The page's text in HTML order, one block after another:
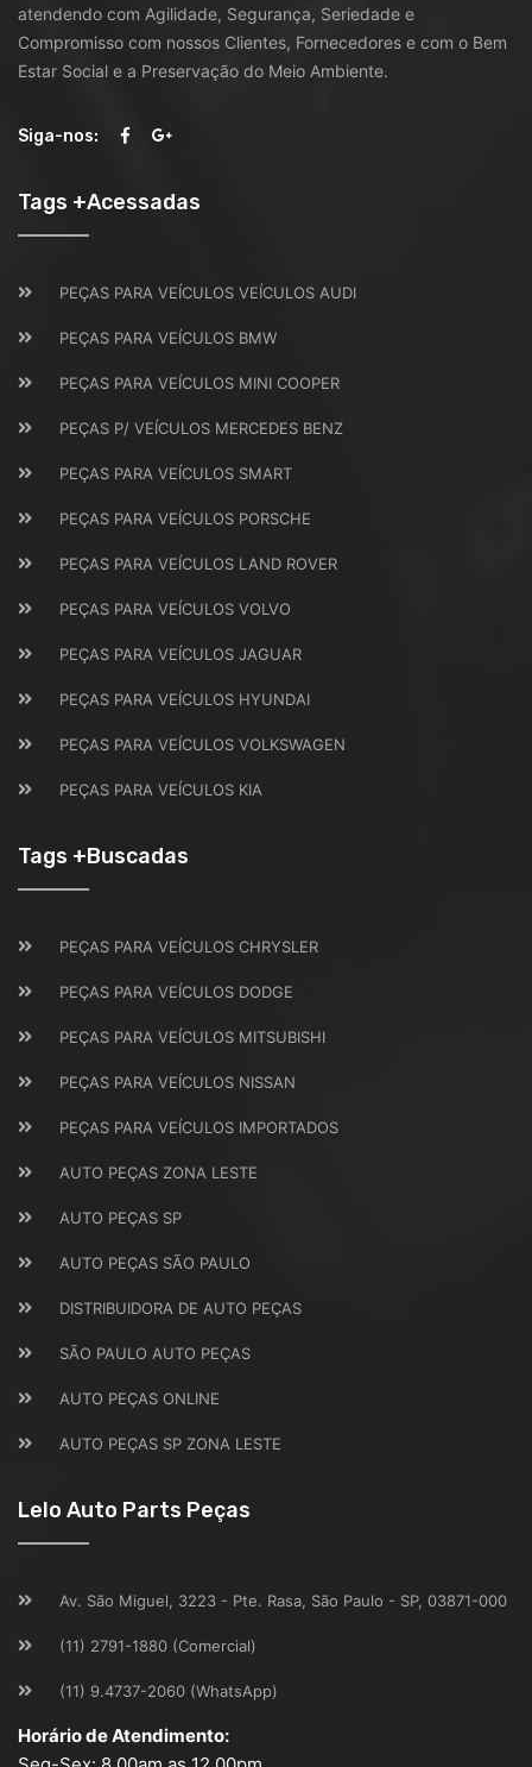
atendendo com Agilidade, Segurança, Seriedade e
Compromisso com nossos Clientes, Fornecedores e com o Bem
Estar Social e a Preservação do Meio Ambiente.
Siga-nos:
Tags +Acessadas
PEÇAS PARA VEÍCULOS VEÍCULOS AUDI
PEÇAS PARA VEÍCULOS BMW
PEÇAS PARA VEÍCULOS MINI COOPER
PEÇAS P/ VEÍCULOS MERCEDES BENZ
PEÇAS PARA VEÍCULOS SMART
PEÇAS PARA VEÍCULOS PORSCHE
PEÇAS PARA VEÍCULOS LAND ROVER
PEÇAS PARA VEÍCULOS VOLVO
PEÇAS PARA VEÍCULOS JAGUAR
PEÇAS PARA VEÍCULOS HYUNDAI
PEÇAS PARA VEÍCULOS VOLKSWAGEN
PEÇAS PARA VEÍCULOS KIA
Tags +Buscadas
PEÇAS PARA VEÍCULOS CHRYSLER
PEÇAS PARA VEÍCULOS DODGE
PEÇAS PARA VEÍCULOS MITSUBISHI
PEÇAS PARA VEÍCULOS NISSAN
PEÇAS PARA VEÍCULOS IMPORTADOS
AUTO PEÇAS ZONA LESTE
AUTO PEÇAS SP
AUTO PEÇAS SÃO PAULO
DISTRIBUIDORA DE AUTO PEÇAS
SÃO PAULO AUTO PEÇAS
AUTO PEÇAS ONLINE
AUTO PEÇAS SP ZONA LESTE
Lelo Auto Parts Peças
Av. São Miguel, 3223 - Pte. Rasa, São Paulo - SP, 03871-000
(11) 2791-1880 (Comercial)
(11) 9.4737-2060 (WhatsApp)
Horário de Atendimento: